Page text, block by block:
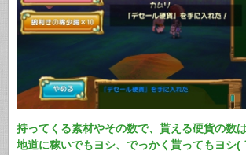
持ってくる素材やその数で、貰える硬貨の数
地道に稼いでもヨシ、でっかく貰ってもヨシ(